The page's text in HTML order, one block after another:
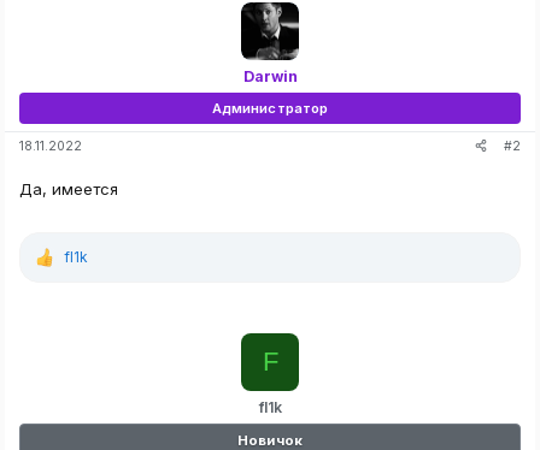
Darwin
Администратор
18.11.2022 #2
Да, имеется
Р
fl1k
fl1k
F
Новичок